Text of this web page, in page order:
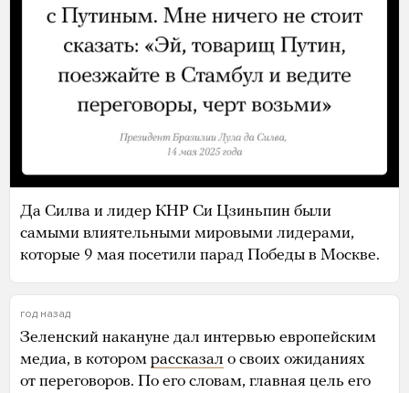
Да Силва и лидер КНР Си Цзиньпин были
самыми влиятельными мировыми лидерами,
которые 9 мая посетили парад Победы в Москве.
год назад
Зеленский накануне дал интервью европейским
медиа, в котором рассказал о своих ожиданиях
от переговоров. По его словам, главная цель его